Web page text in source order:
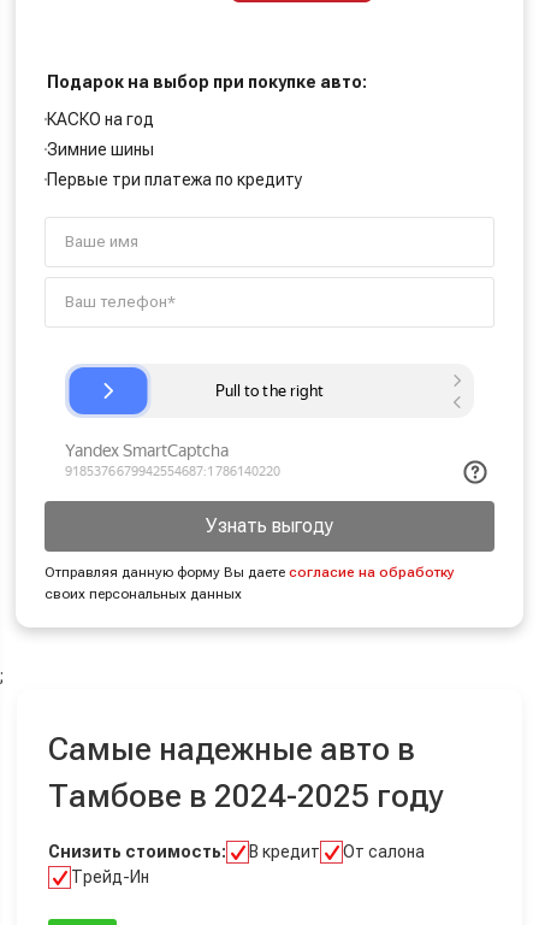
Подарок на выбор при покупке авто:
КАСКО на год
Зимние шины
Первые три платежа по кредиту
Узнать выгоду
Отправляя данную форму Вы даетесогласие на обработку
своих персональных данных
;
Самые надежные авто в
Тамбове в 2024-2025 году
Снизить стоимость: В кредит
От салона
Трейд-Ин